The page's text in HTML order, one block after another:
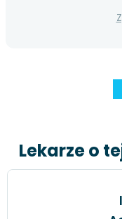
Lekarze o